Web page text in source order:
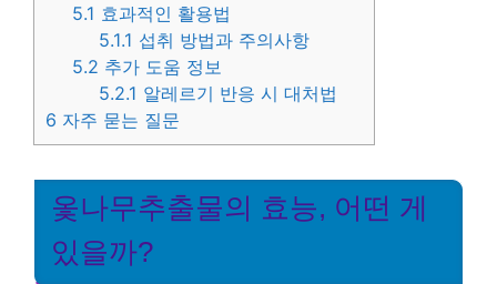
5.1 효과적인 활용법
5.1.1 섭취 방법과 주의사항
5.2 추가 도움 정보
5.2.1 알레르기 반응 시 대처법
6 자주 묻는 질문
옻나무추출물의 효능, 어떤 게
있을까?